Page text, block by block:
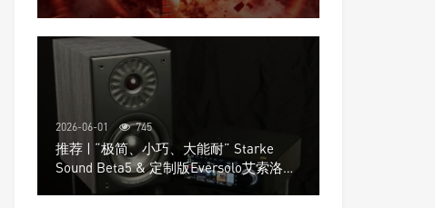
京国际音响展
2026-06-01 745
推荐 | “极简、小巧、大能耐” Starke
Sound Beta5 & 定制版Eversolo艾索洛
Play音响组合